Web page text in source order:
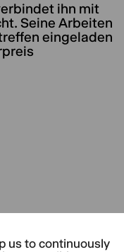
us to continuously
ihn mit
Seine Arbeiten
eingeladen